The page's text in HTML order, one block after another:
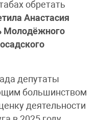
обретать
Анастасия
Молодёжного
депутаты
большинством
деятельности